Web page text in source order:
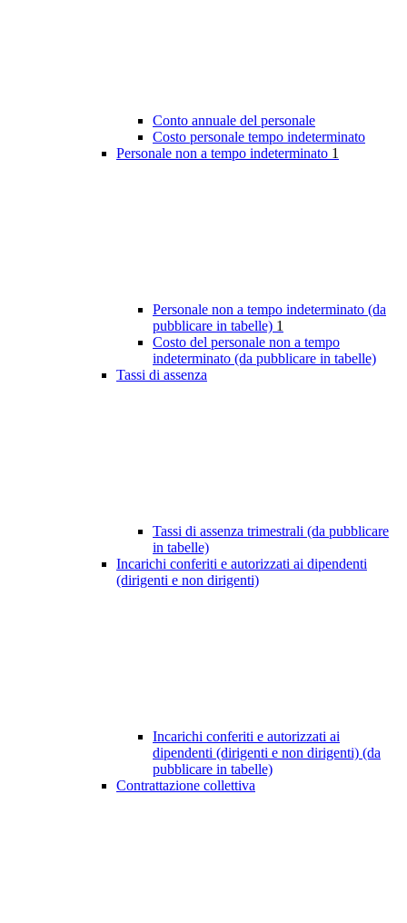
Conto annuale del personale
Costo personale tempo indeterminato
Personale non a tempo indeterminato 1
Personale non a tempo indeterminato (da
pubblicare in tabelle) 1
Costo del personale non a tempo
indeterminato (da pubblicare in tabelle)
Tassi di assenza
Tassi di assenza trimestrali (da pubblicare
in tabelle)
Incarichi conferiti e autorizzati ai dipendenti
(dirigenti e non dirigenti)
Incarichi conferiti e autorizzati ai
dipendenti (dirigenti e non dirigenti) (da
pubblicare in tabelle)
Contrattazione collettiva